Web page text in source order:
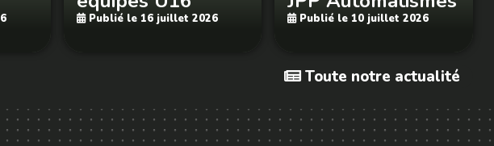
Publié le 16 juillet 2026 Publié le 10 juillet 2026
Toute notre actualité